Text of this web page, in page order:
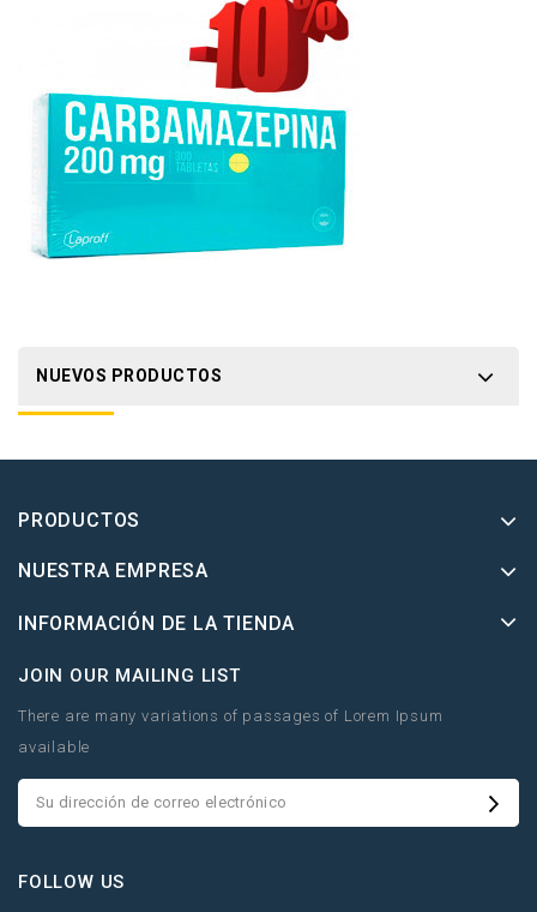
NUEVOS PRODUCTOS
PRODUCTOS
NUESTRA EMPRESA
INFORMACIÓN DE LA TIENDA
JOIN OUR MAILING LIST
There are many variations of passages of Lorem Ipsum
available
FOLLOW US